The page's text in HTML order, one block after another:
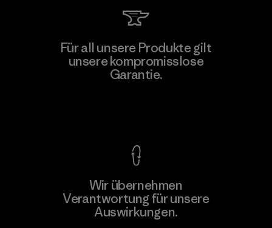
Kingwhale Industries Corp.
Material-supplier
Für all unsere Produkte gilt
unsere kompromisslose
Garantie.
Wir übernehmen
Verantwortung für unsere
Auswirkungen.